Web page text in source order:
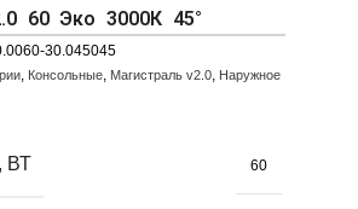
60 Эко 3000К 45°
30.045045
, Консольные, Магистраль v2.0, Наружное
ВТ 60